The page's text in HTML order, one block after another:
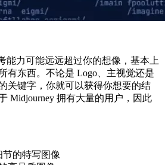
能力可能远远超过你的想像，基本上
有东西。不论是 Logo、主视觉还是
关键字，你就可以获得你想要的结
Midjourney 拥有大量的用户，因此
的特写图像